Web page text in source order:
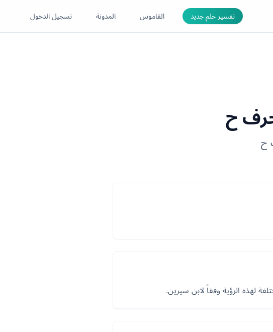
تفسير حلم جديد القاموس المدونة تسجيل الدخول
ح
ح
لهذه الرؤية وفقاً لابن سيرين.